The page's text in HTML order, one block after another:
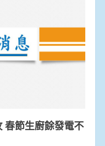
春節生廚餘發電不